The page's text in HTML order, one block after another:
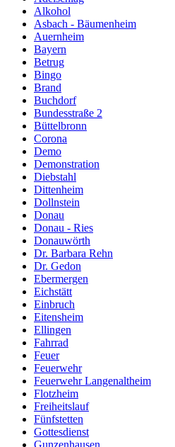
Alkohol
Asbach - Bäumenheim
Auernheim
Bayern
Betrug
Bingo
Brand
Buchdorf
Bundesstraße 2
Büttelbronn
Corona
Demo
Demonstration
Diebstahl
Dittenheim
Dollnstein
Donau
Donau - Ries
Donauwörth
Dr. Barbara Rehn
Dr. Gedon
Ebermergen
Eichstätt
Einbruch
Eitensheim
Ellingen
Fahrrad
Feuer
Feuerwehr
Feuerwehr Langenaltheim
Flotzheim
Freiheitslauf
Fünfstetten
Gottesdienst
Gunzenhausen